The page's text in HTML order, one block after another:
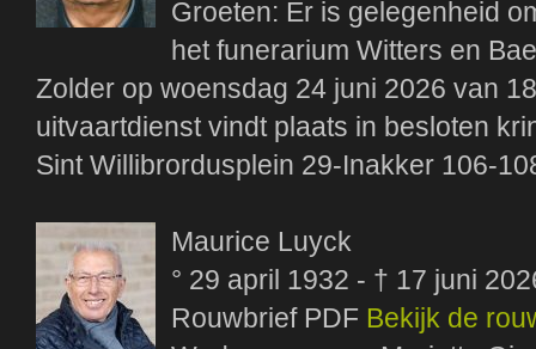
Groeten: Er is gelegenheid
het funerarium Witters en
Zolder op woensdag 24 juni 2026 van
uitvaartdienst vindt plaats in besloten
Sint Willibrordusplein 29-Inakker 106-
Maurice Luyck
° 29 april 1932 - † 17 juni
Rouwbrief PDF Bekijk de